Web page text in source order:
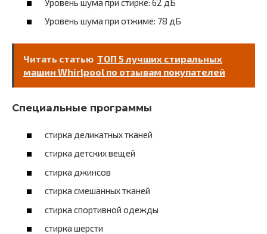
Уровень шума при стирке: 62 дБ
Уровень шума при отжиме: 78 дБ
Читать статью ТОП 5 лучших стиральных
машин Whirlpool по отзывам покупателей
Специальные программы
стирка деликатных тканей
стирка детских вещей
стирка джинсов
стирка смешанных тканей
стирка спортивной одежды
стирка шерсти